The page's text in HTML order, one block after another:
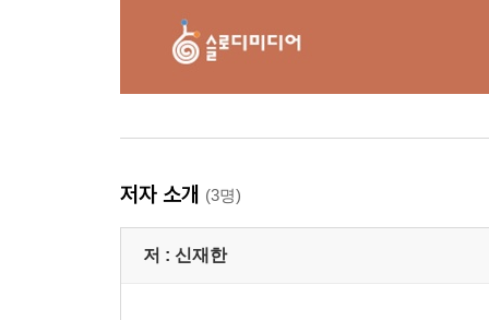
저자 소개 (3명)
저 : 신재한